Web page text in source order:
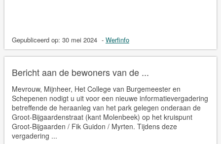
Gepubliceerd op: 30 mei 2024 - Werfinfo
Bericht aan de bewoners van de ...
Mevrouw, Mijnheer, Het College van Burgemeester en
Schepenen nodigt u uit voor een nieuwe informatievergadering
betreffende de heraanleg van het park gelegen onderaan de
Groot-Bijgaardenstraat (kant Molenbeek) op het kruispunt
Groot-Bijgaarden / Fik Guidon / Myrten. Tijdens deze
vergadering ...